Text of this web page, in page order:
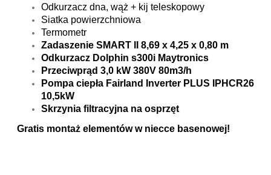
Odkurzacz dna, wąż + kij teleskopowy
Siatka powierzchniowa
Termometr
Zadaszenie SMART II 8,69 x 4,25 x 0,80 m
Odkurzacz Dolphin s300i Maytronics
Przeciwprąd 3,0 kW 380V 80m3/h
Pompa ciepła Fairland Inverter PLUS IPHCR26
10,5kW
Skrzynia filtracyjna na osprzęt
Gratis montaż elementów w niecce basenowej!